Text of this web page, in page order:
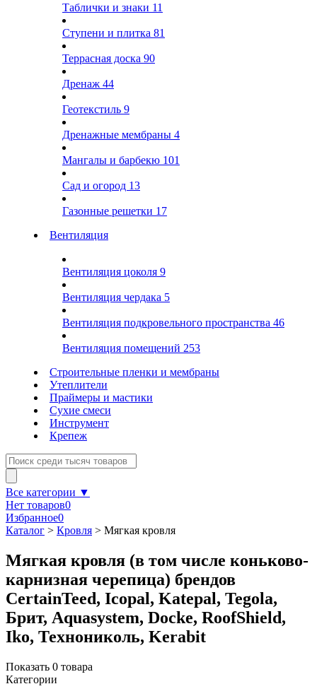
Таблички и знаки 11
Ступени и плитка 81
Террасная доска 90
Дренаж 44
Геотекстиль 9
Дренажные мембраны 4
Мангалы и барбекю 101
Сад и огород 13
Газонные решетки 17
Вентиляция
Вентиляция цоколя 9
Вентиляция чердака 5
Вентиляция подкровельного пространства 46
Вентиляция помещений 253
Строительные пленки и мембраны
Утеплители
Праймеры и мастики
Сухие смеси
Инструмент
Крепеж
Все категории ▼
Нет товаров0
Избранное0
Каталог > Кровля > Мягкая кровля
Мягкая кровля (в том числе коньково-
карнизная черепица) брендов
CertainTeed, Icopal, Katepal, Tegola,
Брит, Aquasystem, Docke, RoofShield,
Iko, Технониколь, Kerabit
Показать 0 товара
Категории